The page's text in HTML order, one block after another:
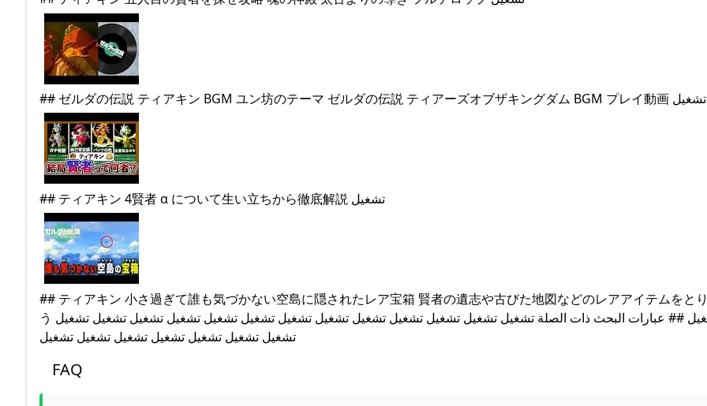
## ゼルダの伝説 ティアキン BGM ユン坊のテーマ ゼルダの伝説 ティアーズオブザキングダム BGM プレイ動画 تشغيل
## ティアキン 4賢者 α について生い立ちから徹底解説 تشغيل
## ティアキン 小さ過ぎて誰も気づかない空島に隠されたレア宝箱 賢者の遺志や古びた地図などのレアアイテムをと
う تشغيل ## عبارات البحث ذات الصلة تشغيل تشغيل تشغيل تشغيل تشغيل تشغيل تشغيل تشغيل تشغيل تشغيل تشغيل تشغيل تشغيل
تشغيل تشغيل تشغيل تشغيل تشغيل تشغيل تشغيل
FAQ